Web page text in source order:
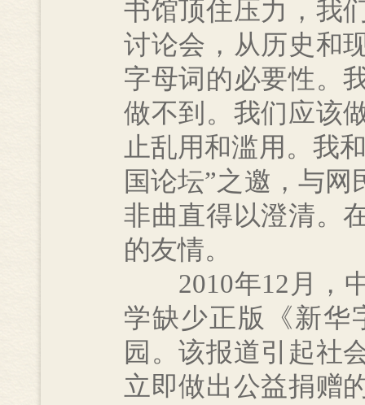
书馆顶住压力，我
讨论会，从历史和
字母词的必要性。
做不到。我们应该
止乱用和滥用。我
国论坛”之邀，与
非曲直得以澄清。
的友情。
2010年12月，中
学缺少正版《新华
园。该报道引起社
立即做出公益捐赠